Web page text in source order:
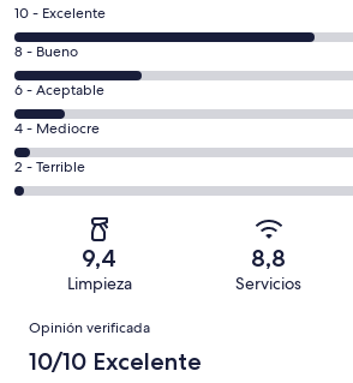
Evaluación:
10
-
Excelente.
1177
de
1981
opiniones
10 - Excelente
Evaluación:
8
-
Bueno.
503
de
1981
opiniones
8 - Bueno
Evaluación:
6
-
Aceptable.
204
opiniones
6 - Aceptable
Evaluación:
4
-
4 - Mediocre
Evaluación:
2
1981
opiniones
2 - Terrible
9,4
Limpieza
8,8
Servicios
Opiniones
Opinión verificada
10/10 Excelente